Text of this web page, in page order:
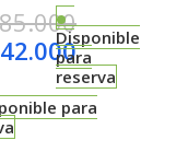
Disponible
para
reserva
para